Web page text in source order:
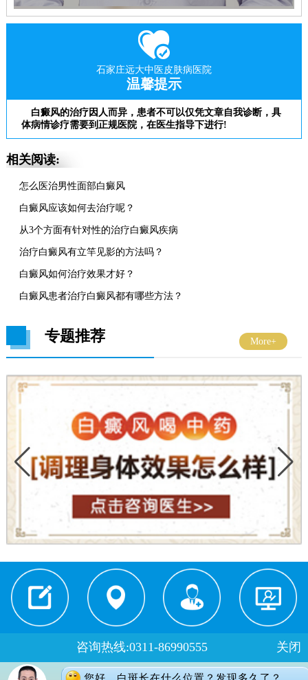
石家庄远大中医皮肤病医院
温馨提示
白癜风的治疗因人而异，患者不可以仅凭文章自我诊断，具
体病情诊疗需要到正规医院，在医生指导下进行!
相关阅读:
怎么医治男性面部白癜风
白癜风应该如何去治疗呢？
从3个方面有针对性的治疗白癜风疾病
治疗白癜风有立竿见影的方法吗？
白癜风如何治疗效果才好？
白癜风患者治疗白癜风都有哪些方法？
专题推荐 More+
来院路线 医生门诊 在线预约
门诊时间：
咨询热线:0311-86990555 关闭